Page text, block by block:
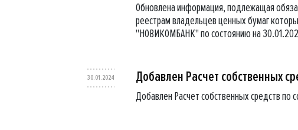
Обновлена информация, подлежащая
реестрам владельцев ценных бумаг
"НОВИКОМБАНК" по состоянию на
30.01.2024 Добавлен Расчет собственных
Добавлен Расчет собственных средств по